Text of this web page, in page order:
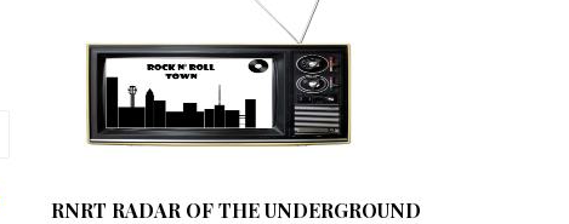
RNRT RADAR OF THE UNDERGROUND